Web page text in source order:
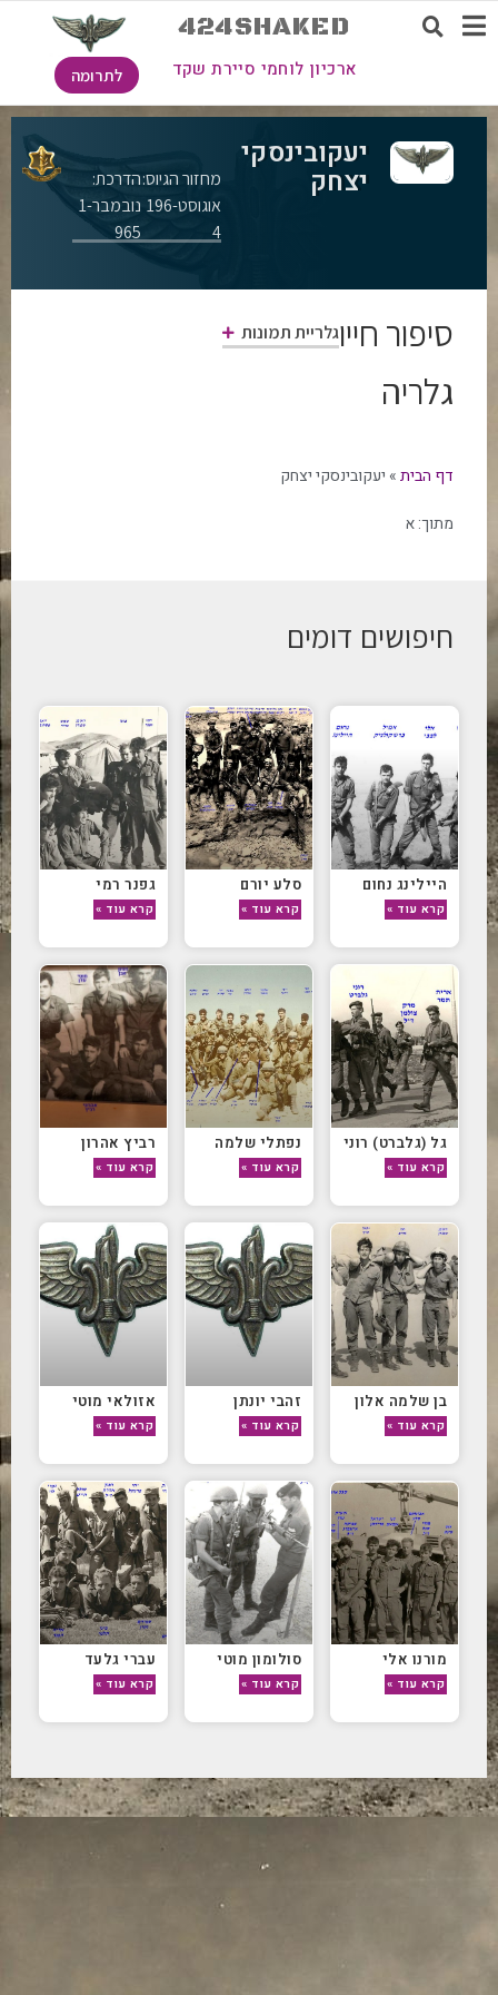
424SHAKED
ארכיון לוחמי סיירת שקד לתרומה
יעקובינסקי
יצחק
מחזור הגיוס:
אוגוסט-196
4
הדרכת:
נובמבר-1
965
סיפור חייוגלריית תמונות
גלריה
דף הבית» יעקובינסקי יצחק
מתוך:א
חיפושים דומים
היילינג נחום
קרא עוד »
סלע יורם
קרא עוד »
גפנר רמי
קרא עוד »
גל (גלברט) רוני
קרא עוד »
נפתלי שלמה
קרא עוד »
רביץ אהרון
קרא עוד »
בן שלמה אלון
קרא עוד »
זהבי יונתן
קרא עוד »
אזולאי מוטי
קרא עוד »
מורנו אלי
קרא עוד »
סולומון מוטי
קרא עוד »
עברי גלעד
קרא עוד »